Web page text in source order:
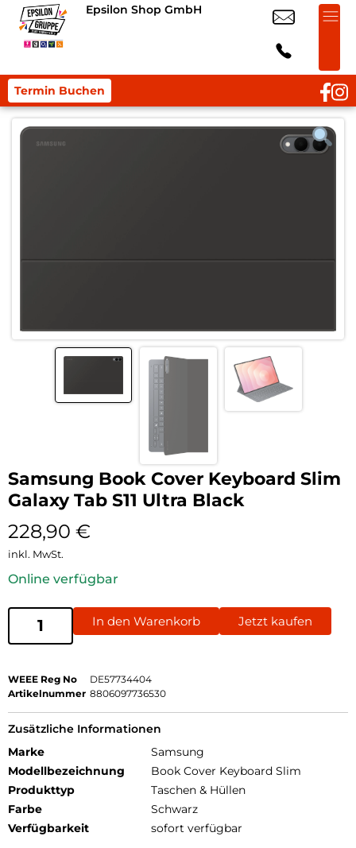
Epsilon Shop GmbH
Termin Buchen
Samsung Book Cover Keyboard Slim
Galaxy Tab S11 Ultra Black
228,90 €
inkl. MwSt.
Online verfügbar
In den Warenkorb Jetzt kaufen
WEEE Reg No
DE57734404
Artikelnummer 8806097736530
Zusätzliche Informationen
Marke
Samsung
Modellbezeichnung
Book Cover Keyboard Slim
Produkttyp
Taschen & Hüllen
Farbe
Schwarz
Verfügbarkeit
sofort verfügbar